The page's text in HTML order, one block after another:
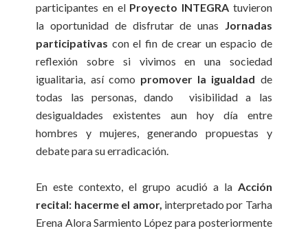
participantes en el Proyecto INTEGRAtuvieron
la oportunidad de disfrutar de unas Jornadas
participativas con el fin de crear un espacio de
reflexión sobre si vivimos en una sociedad
igualitaria, así como promover la igualdad de
todas las personas, dando visibilidad a las
desigualdades existentes aun hoy día entre
hombres y mujeres, generando propuestas y
debate para su erradicación.
En este contexto, el grupo acudió a laAcción
recital: hacerme el amor, interpretado por Tarha
Erena Alora Sarmiento López para posteriormente